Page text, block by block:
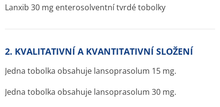
Lanxib 30 mg enterosolventní tvrdé tobolky
2. KVALITATIVNÍ A KVANTITATIVNÍ SLOŽENÍ
Jedna tobolka obsahuje lansoprasolum 15 mg.
Jedna tobolka obsahuje lansoprasolum 30 mg.